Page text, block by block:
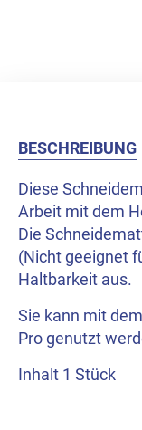
BESCHREIBUNG
Diese
Arbeit mit dem
Die
(Nicht geeignet
Haltbarkeit aus.
Sie kann mit
Pro genutzt
Inhalt 1 Stück